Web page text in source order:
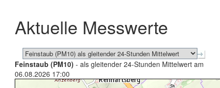
schließen
Aktuelle Messwerte
Feinstaub (PM10) - als gleitender 24-Stunden Mittelwert am
06.08.2026 17:00